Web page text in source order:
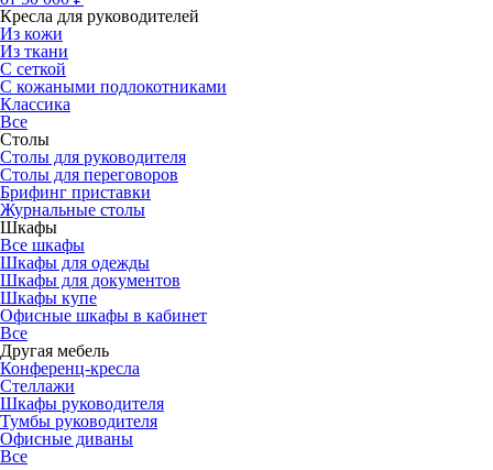
Кресла для руководителей
Из кожи
Из ткани
С сеткой
С кожаными подлокотниками
Классика
Все
Столы
Столы для руководителя
Столы для переговоров
Брифинг приставки
Журнальные столы
Шкафы
Все шкафы
Шкафы для одежды
Шкафы для документов
Шкафы купе
Офисные шкафы в кабинет
Все
Другая мебель
Конференц-кресла
Стеллажи
Шкафы руководителя
Тумбы руководителя
Офисные диваны
Все